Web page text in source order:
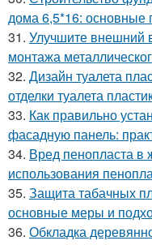
дома 6,5*16: основные
31. Улучшите внешний
монтажа
32. Дизайн туалета
отделки туалета
33. Как правильно
фасадную панель:
34. Вред пенопласта
использования
35. Защита табачных
основные меры и
36. Обкладка